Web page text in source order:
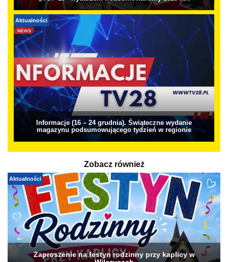
Aktualności
Informacje (16 – 24 grudnia). Świąteczne wydanie
magazynu podsumowującego tydzień w regionie
Zobacz również
Aktualności
Zaproszenie na festyn rodzinny przy kaplicy w